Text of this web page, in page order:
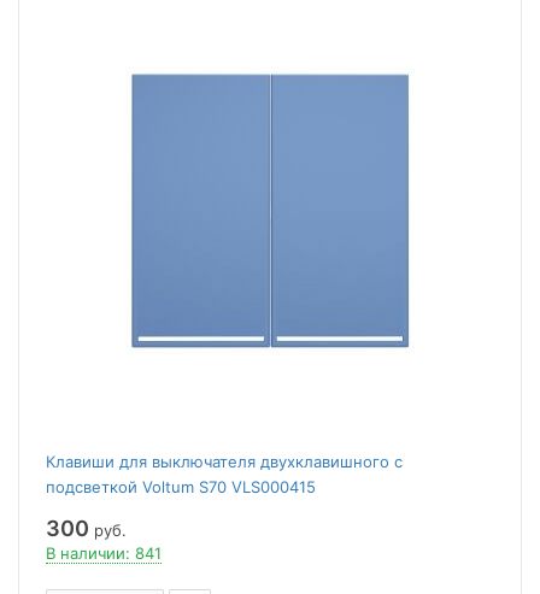
Клавиши для выключателя двухклавишного с
подсветкой Voltum S70 VLS000415
300 руб.
В наличии: 841